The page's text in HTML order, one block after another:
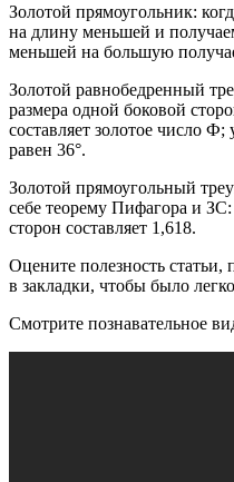
Золотой прямоугольник:
на длину меньшей и
меньшей на большую
Золотой равнобедренный
размера одной боковой
составляет золотое число
равен 36°.
Золотой прямоугольный
себе теорему Пифагора и
сторон составляет 1,618.
Оцените полезность статьи,
в закладки, чтобы было
Смотрите познавательное